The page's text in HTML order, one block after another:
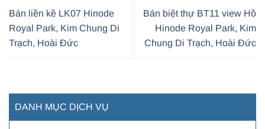
Bán liền kề LK07 Hinode
Royal Park, Kim Chung Di
Trạch, Hoài Đức
Bán biệt thự BT11 view Hồ
Hinode Royal Park, Kim
Chung Di Trạch, Hoài Đức
DANH MỤC DỊCH VỤ